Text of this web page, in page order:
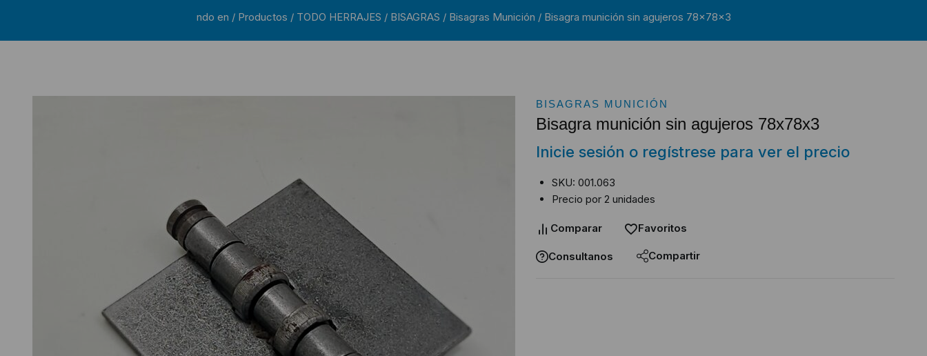
ndo en / Productos / TODO HERRAJES / BISAGRAS / Bisagras Munición / Bisagra munición sin agujeros 78x78x3
BISAGRAS MUNICIÓN
Bisagra munición sin agujeros 78x78x3
Inicie sesión o regístrese para ver el precio
SKU: 001.063
Precio por 2 unidades
Comparar Favoritos
Consultanos Compartir